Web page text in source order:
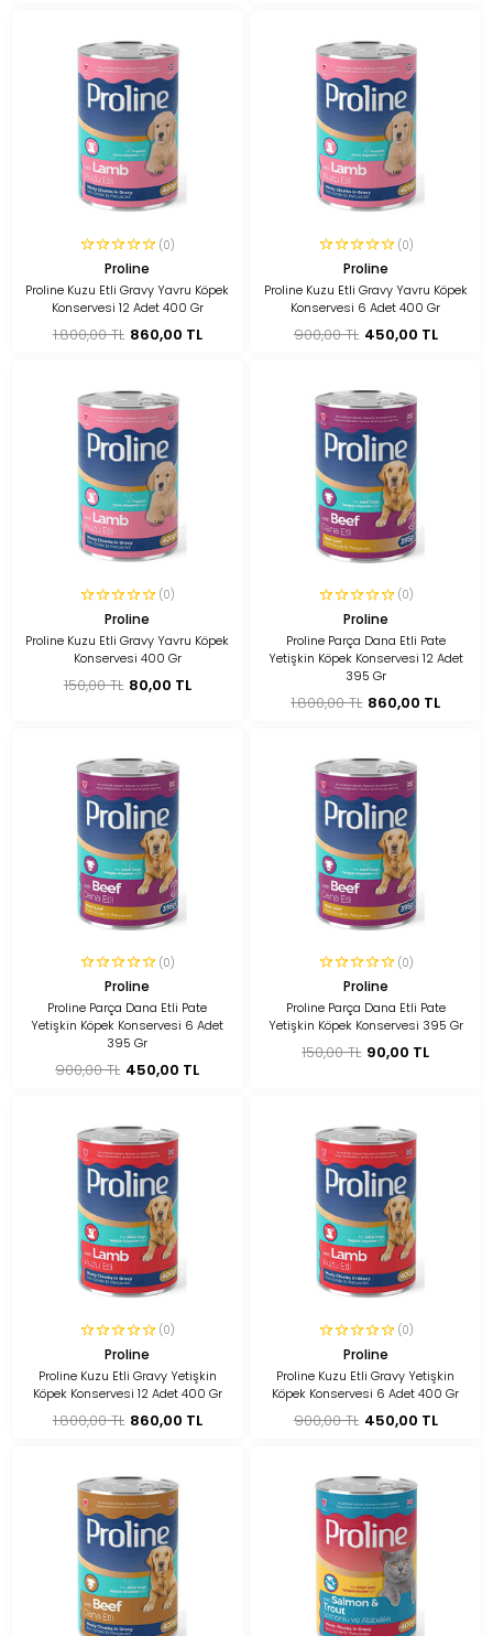
(0)
Proline
Proline Kuzu Etli Gravy Yavru Köpek
Konservesi 12 Adet 400 Gr
1.800,00 TL 860,00 TL
(0)
Proline
Proline Kuzu Etli Gravy Yavru Köpek
Konservesi 6 Adet 400 Gr
900,00 TL 450,00 TL
(0)
Proline
Proline Kuzu Etli Gravy Yavru Köpek
Konservesi 400 Gr
150,00 TL 80,00 TL
(0)
Proline
Proline Parça Dana Etli Pate
Yetişkin Köpek Konservesi 12 Adet
395 Gr
1.800,00 TL 860,00 TL
(0)
Proline
Proline Parça Dana Etli Pate
Yetişkin Köpek Konservesi 6 Adet
395 Gr
900,00 TL 450,00 TL
(0)
Proline
Proline Parça Dana Etli Pate
Yetişkin Köpek Konservesi 395 Gr
150,00 TL 90,00 TL
(0)
Proline
Proline Kuzu Etli Gravy Yetişkin
Köpek Konservesi 12 Adet 400 Gr
1.800,00 TL 860,00 TL
(0)
Proline
Proline Kuzu Etli Gravy Yetişkin
Köpek Konservesi 6 Adet 400 Gr
900,00 TL 450,00 TL